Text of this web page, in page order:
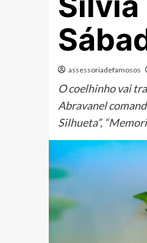
assessoriadefamosos
O coelhinho vai
Abravanel
Silhueta”,